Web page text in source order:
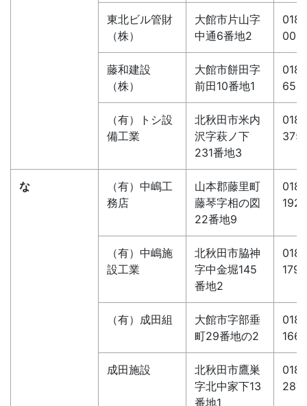
東北ビル管財
（株）
大館市片山字
中通6番地2
藤和建設
（株）
大館市餅田字
前田10番地1
（有）トシ設
備工業
北秋田市米内
沢字萩ノ下
231番地3
な
（有）中嶋工
務店
山本郡藤里町
藤琴字相の図
22番地9
1924
（有）中嶋施
設工業
北秋田市脇神
字中金堀145
番地2
1798
（有）成田組
大館市字部垂
町29番地の2
1663
成田施設
北秋田市鷹巣
字北中家下13
番地1